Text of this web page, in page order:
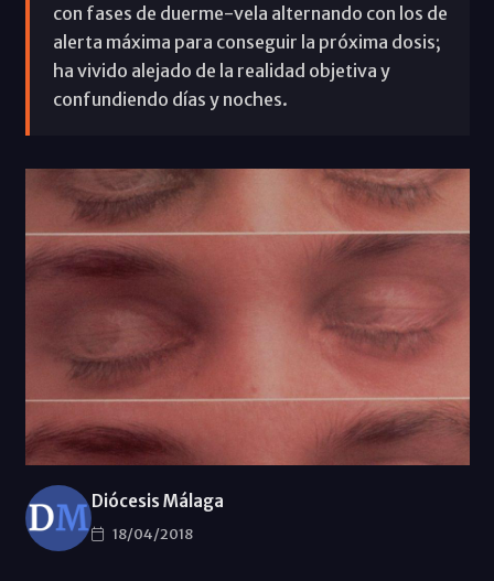
con fases de duerme-vela alternando con los de
alerta máxima para conseguir la próxima dosis;
ha vivido alejado de la realidad objetiva y
confundiendo días y noches.
Diócesis Málaga
18/04/2018